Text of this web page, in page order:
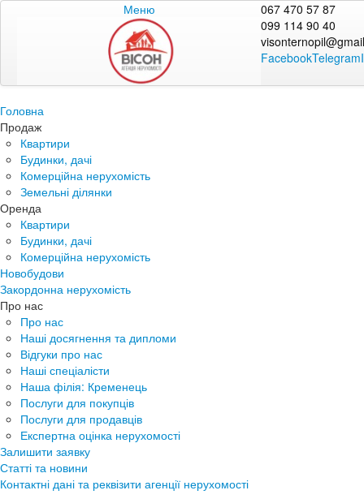
Меню
067 470 57 87
099 114 90 40
FacebookTelegram
Головна
Продаж
Квартири
Будинки, дачі
Комерційна нерухомість
Земельні ділянки
Оренда
Квартири
Будинки, дачі
Комерційна нерухомість
Новобудови
Закордонна нерухомість
Про нас
Про нас
Наші досягнення та дипломи
Відгуки про нас
Наші спеціалісти
Наша філія: Кременець
Послуги для покупців
Послуги для продавців
Експертна оцінка нерухомості
Залишити заявку
Статті та новини
Контактні дані та реквізити агенції нерухомості